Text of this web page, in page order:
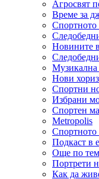
Агросвят
Време за
Новините
Музикална
Нови
Спортни
Избрани
Спортен
Metropolis
Спортното
Подкаст в
Още по
Портрети
Как да